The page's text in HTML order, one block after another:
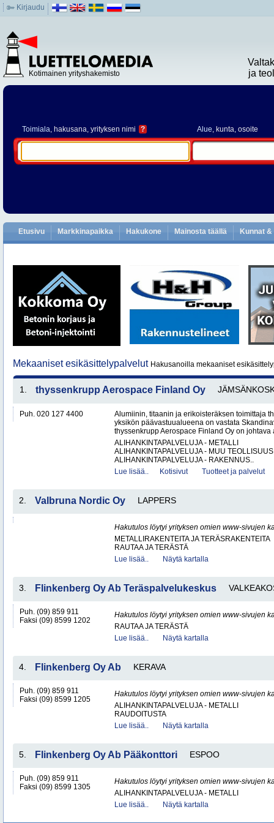
Kirjaudu
Kotimainen yrityshakemisto
ja
Toimiala, hakusana, yrityksen nimi ? Alue, kunta, osoite
Etusivu Markkinapaikka Hakukone Mainosta täällä Kunnat
Mekaaniset esikäsittelypalvelut Hakusanoilla mekaaniset
1. thyssenkrupp Aerospace Finland Oy
Puh. 020 127 4400
Alumiinin, titaanin ja erikoisteräksen toimittaja
yksikön päävastuualueena on vastata
thyssenkrupp Aerospace Finland Oy on johtava
ALIHANKINTAPALVELUJA - METALLI
ALIHANKINTAPALVELUJA - MUU TEOLLISUUS
ALIHANKINTAPALVELUJA - RAKENNUS..
Lue lisää..
Kotisivut Tuotteet ja palvelut
2. Valbruna Nordic Oy LAPPERS
Hakutulos löytyi yrityksen omien www-sivujen
METALLIRAKENTEITA JA TERÄSRAKENTEITA
RAUTAA JA TERÄSTÄ
Lue lisää..
Näytä kartalla
3. Flinkenberg Oy Ab Teräspalvelukeskus
Puh. (09) 859 911
Faksi (09) 8599 1202
Hakutulos löytyi yrityksen omien www-sivujen
RAUTAA JA TERÄSTÄ
Lue lisää..
Näytä kartalla
4. Flinkenberg Oy Ab KERAVA
Puh. (09) 859 911
Faksi (09) 8599 1205
Hakutulos löytyi yrityksen omien www-sivujen
ALIHANKINTAPALVELUJA - METALLI
RAUDOITUSTA
Lue lisää..
Näytä kartalla
5. Flinkenberg Oy Ab Pääkonttori ESPOO
Puh. (09) 859 911
Faksi (09) 8599 1305
Hakutulos löytyi yrityksen omien www-sivujen
ALIHANKINTAPALVELUJA - METALLI
Lue lisää..
Näytä kartalla